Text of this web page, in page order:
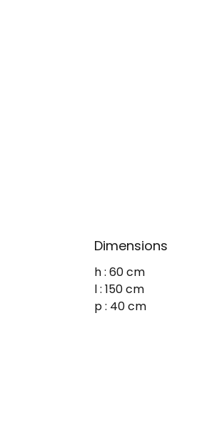
Dimensions
h : 60 cm
l : 150 cm
p : 40 cm